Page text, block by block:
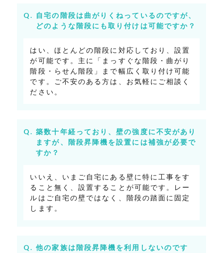
自宅の階段は曲がりくねっているのですが、
どのような階段にも取り付けは可能ですか？
はい、ほとんどの階段に対応しており、設置
が可能です。主に「まっすぐな階段・曲がり
階段・らせん階段」まで幅広く取り付け可能
です。ご不安のある方は、お気軽にご相談く
ださい。
築数十年経っており、壁の強度に不安があり
ますが、階段昇降機を設置には補強が必要で
すか？
いいえ、いまご自宅にある壁に特に工事をす
ること無く、設置することが可能です。レー
ルはご自宅の壁ではなく、階段の踏面に固定
します。
他の家族は階段昇降機を利用しないのです